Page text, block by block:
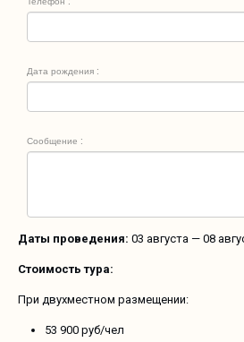
Даты проведения: 03 августа — 08
Стоимость тура:
При двухместном размещении:
53 900 руб/чел